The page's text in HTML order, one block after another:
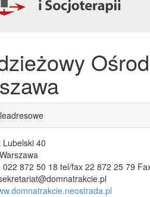
Lubelski 40
022 872 50 18 tel/fax 22 872 25 79